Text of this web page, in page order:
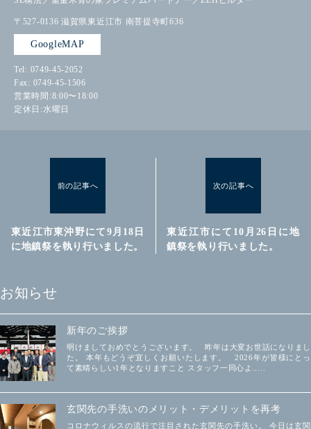
〒527-0136 滋賀県東近江市 南菩提寺町636
GoogleMAP
Tel: 0749-45-2052
Fax: 0749-45-1506
営業時間:8:00〜18:00
定休日:水曜日
前の記事へ
東近江市東沖野にて9月18日
に地鎮祭を執り行いました。
次の記事へ
東近江市にて10月26日に地
鎮祭を執り行いました。
お知らせ
新年のご挨拶
明けましておめでとうございます。 昨年は大変お世話になりまし
た。 本年もどうぞ宜しくお願いたします。 2026年が皆様にとっ
て素晴らしい1年となりますこと スタッフ一同心よ.....
玄関先の手洗いのメリット・デメリットを再考
コロナウィルスの流行で注目された玄関先の手洗い。 今日は玄関